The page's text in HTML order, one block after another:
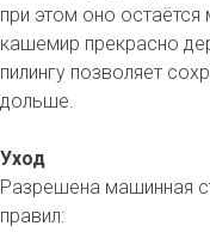
при этом оно остаётся
кашемир прекрасно
пилингу позволяет
дольше.
Уход
Разрешена машинная
правил: